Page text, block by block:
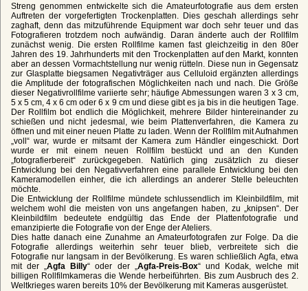
Streng genommen entwickelte sich die Amateurfotografie aus dem ersten
Auftreten der vorgefertigten Trockenplatten. Dies geschah allerdings sehr
zaghaft, denn das mitzuführende Equipment war doch sehr teuer und das
Fotografieren trotzdem noch aufwändig. Daran änderte auch der Rollfilm
zunächst wenig. Die ersten Rollfilme kamen fast gleichzeitig in den 80er
Jahren des 19. Jahrhunderts mit den Trockenplatten auf den Markt, konnten
aber an dessen Vormachtstellung nur wenig rütteln. Diese nun in Gegensatz
zur Glasplatte biegsamen Negativträger aus Celluloid ergänzten allerdings
die Amplitude der fotografischen Möglichkeiten nach und nach. Die Größe
dieser Negativrollfilme variierte sehr; häufige Abmessungen waren 3 x 3 cm,
5 x 5 cm, 4 x 6 cm oder 6 x 9 cm und diese gibt es ja bis in die heutigen Tage.
Der Rollfilm bot endlich die Möglichkeit, mehrere Bilder hintereinander zu
schießen und nicht jedesmal, wie beim Plattenverfahren, die Kamera zu
öffnen und mit einer neuen Platte zu laden. Wenn der Rollfilm mit Aufnahmen
„voll“ war, wurde er mitsamt der Kamera zum Händler eingeschickt. Dort
wurde er mit einem neuen Rollfilm bestückt und an den Kunden
„fotografierbereit“ zurückgegeben. Natürlich ging zusätzlich zu dieser
Entwicklung bei den Negativverfahren eine parallele Entwicklung bei den
Kameramodellen einher, die ich allerdings an anderer Stelle beleuchten
möchte.
Die Entwicklung der Rollfilme mündete schlussendlich im Kleinbildfilm, mit
welchem wohl die meisten von uns angefangen haben, zu „knipsen“. Der
Kleinbildfilm bedeutete endgültig das Ende der Plattenfotografie und
emanzipierte die Fotografie von der Enge der Ateliers.
Dies hatte danach eine Zunahme an Amateurfotografen zur Folge. Da die
Fotografie allerdings weiterhin sehr teuer blieb, verbreitete sich die
Fotografie nur langsam in der Bevölkerung. Es waren schließlich Agfa, etwa
mit der „Agfa Billy“ oder der „ Agfa-Preis-Box“ und Kodak, welche mit
billigen Rollfilmkameras die Wende herbeiführten. Bis zum Ausbruch des 2.
Weltkrieges waren bereits 10% der Bevölkerung mit Kameras ausgerüstet.